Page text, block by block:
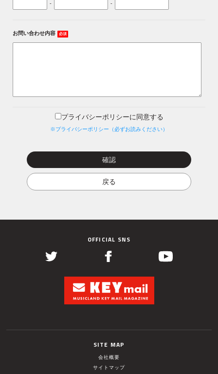
- -
お問い合わせ内容 必須
プライバシーポリシーに同意する
※プライバシーポリシー（必ずお読みください）
OFFICIAL SNS
SITE MAP
会社概要
サイトマップ